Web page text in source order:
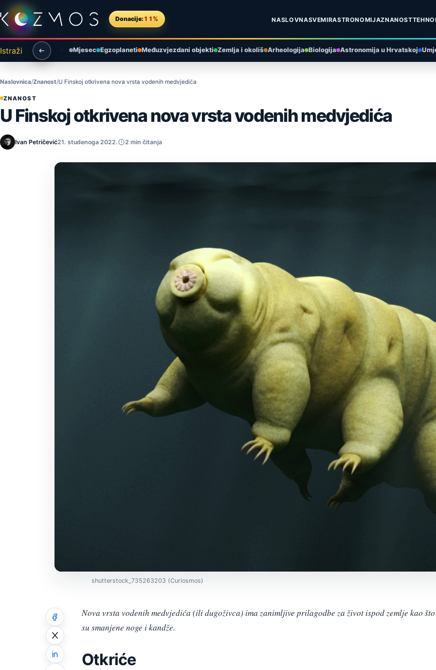
Preskoči na sadržaj
Donacije: 11% NASLOVNASVEMIRASTRONOMIJAZNANOST
Istraži Mjesec Egzoplaneti Međuzvjezdani objekti Zemlja i okoliš Arheologija Biologija Astronomija u Hrvatskoj
Naslovnica Znanost U Finskoj otkrivena nova vrsta vodenih medvjedića
ZNANOST
U Finskoj otkrivena nova vrsta vodenih medvjedića
Ivan Petričević21. studenoga 2022. 2 min čitanja
shutterstock_735263203 (Curiosmos)
Nova vrsta vodenih medvjedića (ili dugoživca) ima zanimljive prilagodbe za život ispod zemlje kao što
su smanjene noge i kandže.
Otkriće